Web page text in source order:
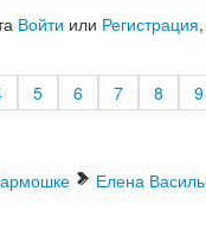
Войти или Регистрация
5 6 7 8 9
Елена